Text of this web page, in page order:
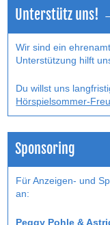
Unterstütz uns!
Wir sind ein
Unterstützung hilft
Du willst uns
Hörspielsommer-
Sponsoring
Für Anzeigen- und
an:
Peggy Pohle &